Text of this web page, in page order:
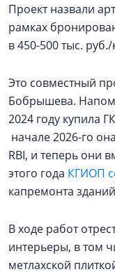
Проект назвали
рамках
в 450-500 тыс.
Это совместный
Бобрышева.
2024 году купила
начале 2026-го
RBI, и теперь они
этого года КГИОП
капремонта
В ходе работ
интерьеры, в том
метлахской